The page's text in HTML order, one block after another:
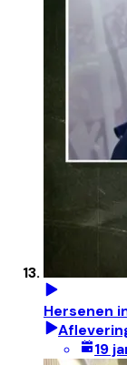
Hersenen
19